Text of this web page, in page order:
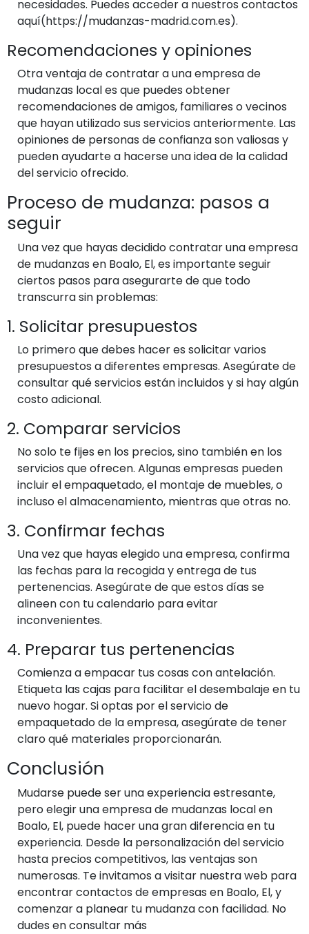
necesidades. Puedes acceder a nuestros contactos
aquí(https://mudanzas-madrid.com.es).
Recomendaciones y opiniones
Otra ventaja de contratar a una empresa de
mudanzas local es que puedes obtener
recomendaciones de amigos, familiares o vecinos
que hayan utilizado sus servicios anteriormente. Las
opiniones de personas de confianza son valiosas y
pueden ayudarte a hacerse una idea de la calidad
del servicio ofrecido.
Proceso de mudanza: pasos a
seguir
Una vez que hayas decidido contratar una empresa
de mudanzas en Boalo, El, es importante seguir
ciertos pasos para asegurarte de que todo
transcurra sin problemas:
1. Solicitar presupuestos
Lo primero que debes hacer es solicitar varios
presupuestos a diferentes empresas. Asegúrate de
consultar qué servicios están incluidos y si hay algún
costo adicional.
2. Comparar servicios
No solo te fijes en los precios, sino también en los
servicios que ofrecen. Algunas empresas pueden
incluir el empaquetado, el montaje de muebles, o
incluso el almacenamiento, mientras que otras no.
3. Confirmar fechas
Una vez que hayas elegido una empresa, confirma
las fechas para la recogida y entrega de tus
pertenencias. Asegúrate de que estos días se
alineen con tu calendario para evitar
inconvenientes.
4. Preparar tus pertenencias
Comienza a empacar tus cosas con antelación.
Etiqueta las cajas para facilitar el desembalaje en tu
nuevo hogar. Si optas por el servicio de
empaquetado de la empresa, asegúrate de tener
claro qué materiales proporcionarán.
Conclusión
Mudarse puede ser una experiencia estresante,
pero elegir una empresa de mudanzas local en
Boalo, El, puede hacer una gran diferencia en tu
experiencia. Desde la personalización del servicio
hasta precios competitivos, las ventajas son
numerosas. Te invitamos a visitar nuestra web para
encontrar contactos de empresas en Boalo, El, y
comenzar a planear tu mudanza con facilidad. No
dudes en consultar más